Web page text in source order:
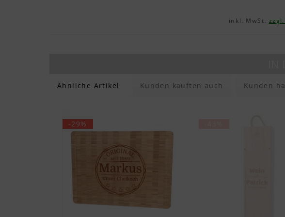
inkl. MwSt.
Ähnliche Artikel Kunden kauften auch Kunden
-29%